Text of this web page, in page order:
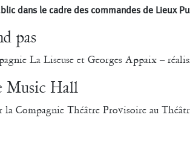
dans le cadre des commandes de Lieux
pas
La Liseuse et Georges Appaix –
Music Hall
la Compagnie Théâtre Provisoire au